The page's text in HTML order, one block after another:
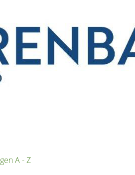
A - Z